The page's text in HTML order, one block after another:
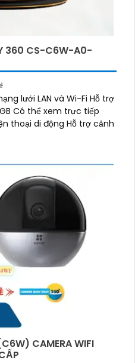
360 CS-C6W-A0-
Có thể xem trực tiếp
thoại di động Hỗ trợ cảnh
CAMERA WIFI